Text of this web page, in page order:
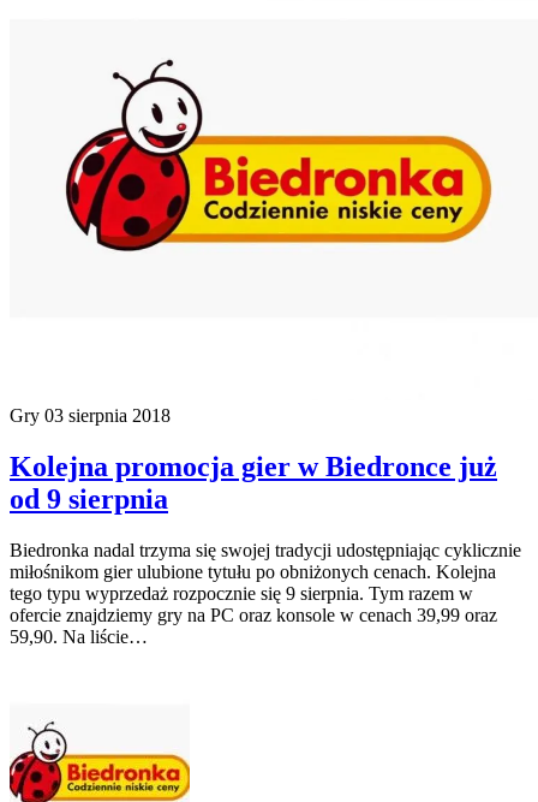
Gry 03 sierpnia 2018
Kolejna promocja gier w Biedronce już
od 9 sierpnia
Biedronka nadal trzyma się swojej tradycji udostępniając cyklicznie
miłośnikom gier ulubione tytułu po obniżonych cenach. Kolejna
tego typu wyprzedaż rozpocznie się 9 sierpnia. Tym razem w
ofercie znajdziemy gry na PC oraz konsole w cenach 39,99 oraz
59,90. Na liście…